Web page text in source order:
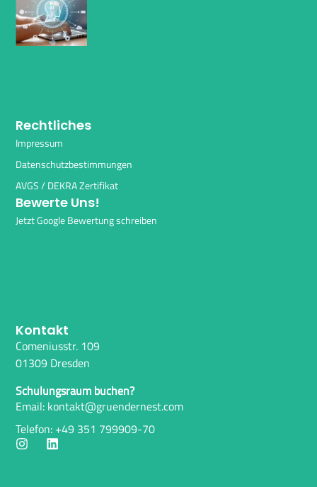
Rechtliches
Impressum
Datenschutzbestimmungen
AVGS / DEKRA Zertifikat
Bewerte Uns!
Jetzt Google Bewertung schreiben
Kontakt
Comeniusstr. 109
01309 Dresden
Schulungsraum buchen?
Email: kontakt@gruendernest.com
Telefon: +49 351 799909-70